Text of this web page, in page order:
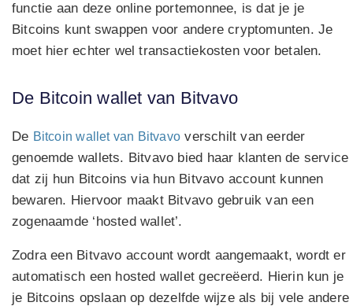
functie aan deze online portemonnee, is dat je je
Bitcoins kunt swappen voor andere cryptomunten. Je
moet hier echter wel transactiekosten voor betalen.
De Bitcoin wallet van Bitvavo
De Bitcoin wallet van Bitvavo verschilt van eerder
genoemde wallets. Bitvavo bied haar klanten de service
dat zij hun Bitcoins via hun Bitvavo account kunnen
bewaren. Hiervoor maakt Bitvavo gebruik van een
zogenaamde ‘hosted wallet’.
Zodra een Bitvavo account wordt aangemaakt, wordt er
automatisch een hosted wallet gecreëerd. Hierin kun je
je Bitcoins opslaan op dezelfde wijze als bij vele andere